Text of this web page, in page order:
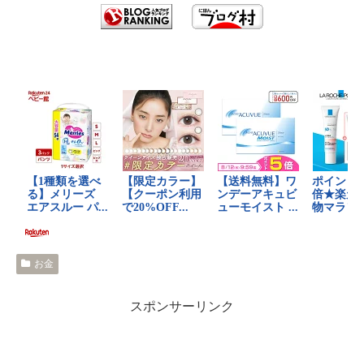
お金
スポンサーリンク